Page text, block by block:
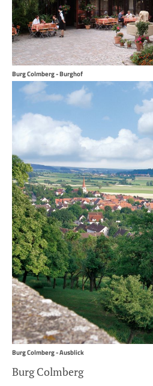
Burg Colmberg - Burghof
Burg Colmberg - Ausblick
Burg Colmberg